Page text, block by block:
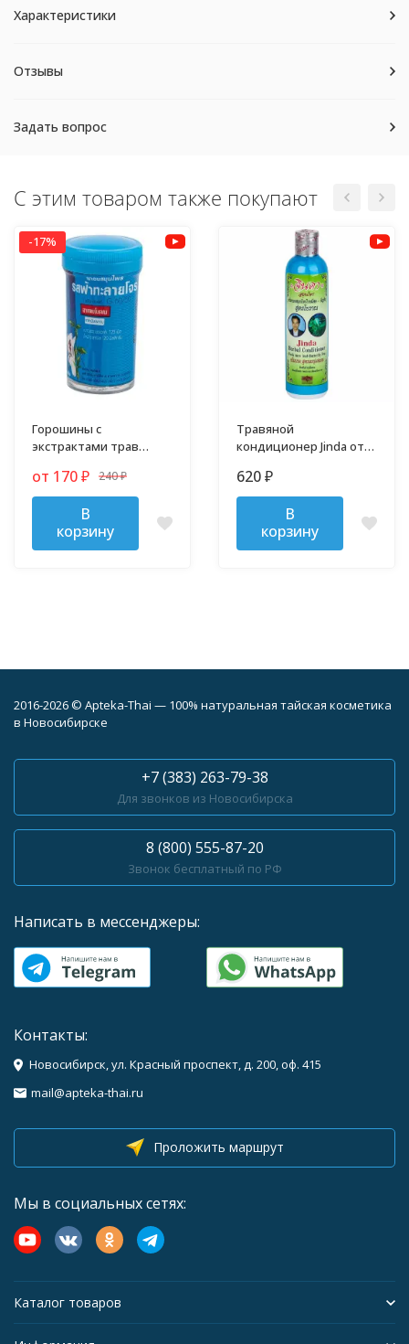
Характеристики
Отзывы
Задать вопрос
С этим товаром также покупают
-17%
Горошины с
экстрактами трав
простуды и кашля
от 170 ₽ 240₽
В
корзину
Травяной
кондиционер Jinda от
мл
620 ₽
В
корзину
2016-2026 © Apteka-Thai — 100% натуральная тайская косметика
в Новосибирске
+7 (383) 263-79-38
Для звонков из Новосибирска
8 (800) 555-87-20
Звонок бесплатный по РФ
Написать в мессенджеры:
Контакты:
Новосибирск, ул. Красный проспект, д. 200, оф. 415
mail@apteka-thai.ru
Проложить маршрут
Мы в социальных сетях:
Каталог товаров